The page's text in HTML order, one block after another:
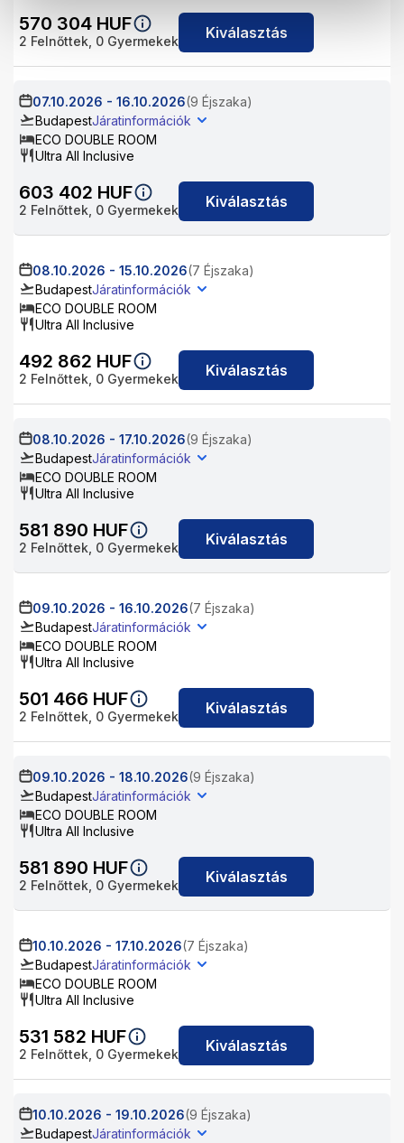
570 304 HUF
2 Felnőttek, 0 Gyermekek Kiválasztás
07.10.2026 - 16.10.2026(9 Éjszaka)
BudapestJáratinformációk
ECO DOUBLE ROOM
Ultra All Inclusive
603 402 HUF
2 Felnőttek, 0 Gyermekek Kiválasztás
08.10.2026 - 15.10.2026(7 Éjszaka)
BudapestJáratinformációk
ECO DOUBLE ROOM
Ultra All Inclusive
492 862 HUF
2 Felnőttek, 0 Gyermekek Kiválasztás
08.10.2026 - 17.10.2026(9 Éjszaka)
BudapestJáratinformációk
ECO DOUBLE ROOM
Ultra All Inclusive
581 890 HUF
2 Felnőttek, 0 Gyermekek Kiválasztás
09.10.2026 - 16.10.2026(7 Éjszaka)
BudapestJáratinformációk
ECO DOUBLE ROOM
Ultra All Inclusive
501 466 HUF
2 Felnőttek, 0 Gyermekek Kiválasztás
09.10.2026 - 18.10.2026(9 Éjszaka)
BudapestJáratinformációk
ECO DOUBLE ROOM
Ultra All Inclusive
581 890 HUF
2 Felnőttek, 0 Gyermekek Kiválasztás
10.10.2026 - 17.10.2026(7 Éjszaka)
BudapestJáratinformációk
ECO DOUBLE ROOM
Ultra All Inclusive
531 582 HUF
2 Felnőttek, 0 Gyermekek Kiválasztás
10.10.2026 - 19.10.2026(9 Éjszaka)
BudapestJáratinformációk